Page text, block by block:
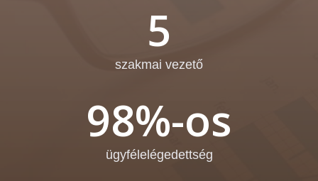
5
szakmai vezető
98%-os
ügyfélelégedettség